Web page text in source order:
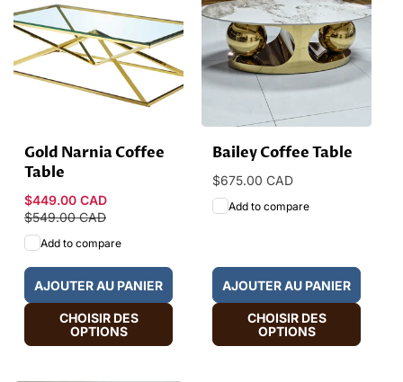
t
i
:
Gold Narnia Coffee
Table
Prix
promotionnel
$449.00 CAD
$549.00 CAD
Add to compare
AJOUTER AU PANIER
CHOISIR DES
OPTIONS
Bailey Coffee Table
Prix
habituel
$675.00 CAD
Add to compare
AJOUTER AU PANIER
CHOISIR DES
OPTIONS